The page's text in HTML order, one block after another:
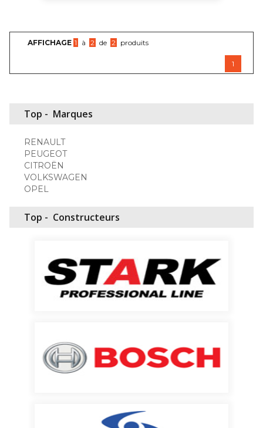
AFFICHAGE 1 à 2 de 2 produits
1
Top - Marques
RENAULT
PEUGEOT
CITROËN
VOLKSWAGEN
OPEL
Top - Constructeurs